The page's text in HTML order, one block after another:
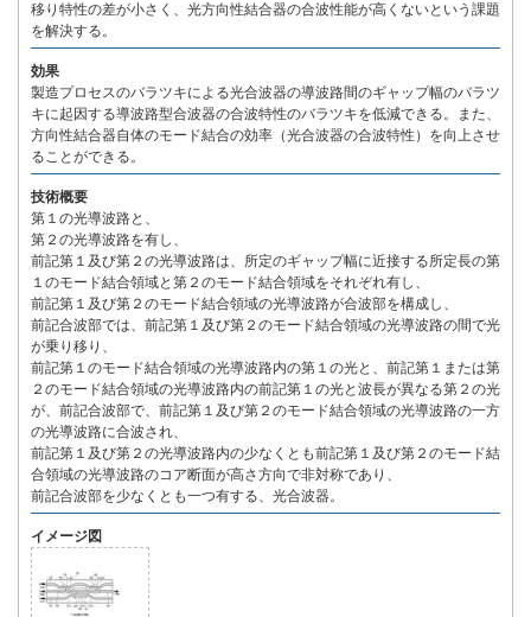
移り特性の差が小さく、光方向性結合器の合波性能が高くないという課題
を解決する。
効果
製造プロセスのバラツキによる光合波器の導波路間のギャップ幅のバラツ
キに起因する導波路型合波器の合波特性のバラツキを低減できる。また、
方向性結合器自体のモード結合の効率（光合波器の合波特性）を向上させ
ることができる。
技術概要
第１の光導波路と、
第２の光導波路を有し、
前記第１及び第２の光導波路は、所定のギャップ幅に近接する所定長の第
１のモード結合領域と第２のモード結合領域をそれぞれ有し、
前記第１及び第２のモード結合領域の光導波路が合波部を構成し、
前記合波部では、前記第１及び第２のモード結合領域の光導波路の間で光
が乗り移り、
前記第１のモード結合領域の光導波路内の第１の光と、前記第１または第
２のモード結合領域の光導波路内の前記第１の光と波長が異なる第２の光
が、前記合波部で、前記第１及び第２のモード結合領域の光導波路の一方
の光導波路に合波され、
前記第１及び第２の光導波路内の少なくとも前記第１及び第２のモード結
合領域の光導波路のコア断面が高さ方向で非対称であり、
前記合波部を少なくとも一つ有する、光合波器。
イメージ図